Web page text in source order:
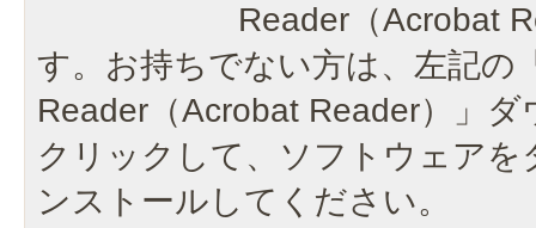
Reader（Acrobat
す。お持ちでない方は、左記の
Reader（Acrobat Reader）」
クリックして、ソフトウェア
ンストールしてください。